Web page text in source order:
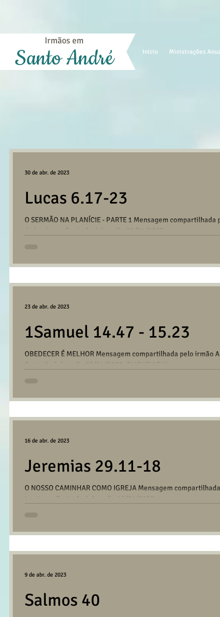
Início Ministrações
Irmãos em
Santo André
Lucas 6.17-23
O SERMÃO NA PLANÍCIE - PARTE 1 Mensagem
da Igreja em Santo André no dia 30/04/2023....
30 de abr. de 2023
1Samuel 14.47 - 15.23
OBEDECER É MELHOR Mensagem compartilhada pelo
Santo André no dia 23/04/2023. CLIQUE AQUI...
23 de abr. de 2023
Jeremias 29.11-18
O NOSSO CAMINHAR COMO IGREJA Mensagem
Igreja em Santo André no dia 16/04/2023....
16 de abr. de 2023
Salmos 40
9 de abr. de 2023